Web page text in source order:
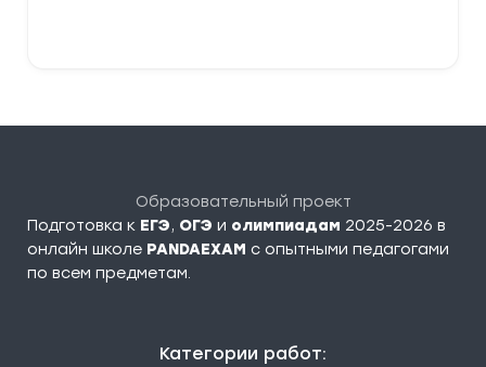
Образовательный проект
Подготовка к ЕГЭ, ОГЭ и олимпиадам 2025-2026 в
онлайн школе PANDAEXAM c опытными педагогами
по всем предметам.
Категории работ: